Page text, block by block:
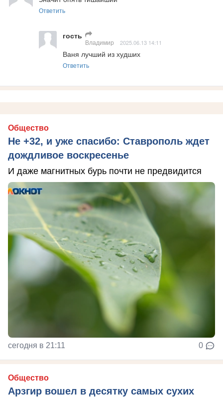
Ответить
гость
Владимир 2025.06.13 14:11
Ваня лучший из худших
Ответить
Общество
Не +32, и уже спасибо: Ставрополь ждет
дождливое воскресенье
И даже магнитных бурь почти не предвидится
сегодня в 21:11 0
Общество
Арзгир вошел в десятку самых сухих